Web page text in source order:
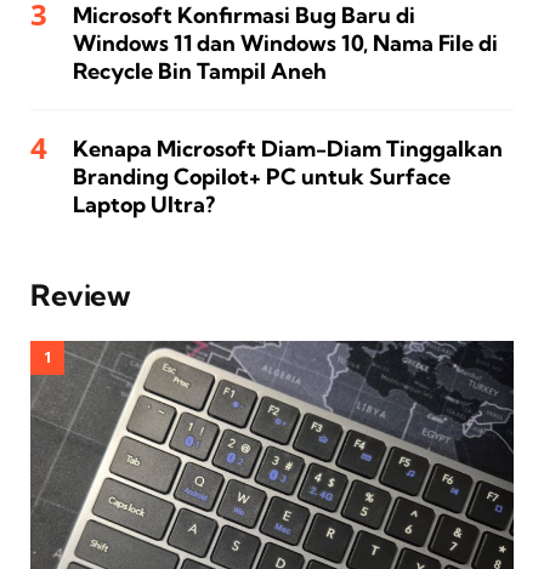
Microsoft Konfirmasi Bug Baru di
Windows 11 dan Windows 10, Nama File di
Recycle Bin Tampil Aneh
Kenapa Microsoft Diam-Diam Tinggalkan
Branding Copilot+ PC untuk Surface
Laptop Ultra?
Review